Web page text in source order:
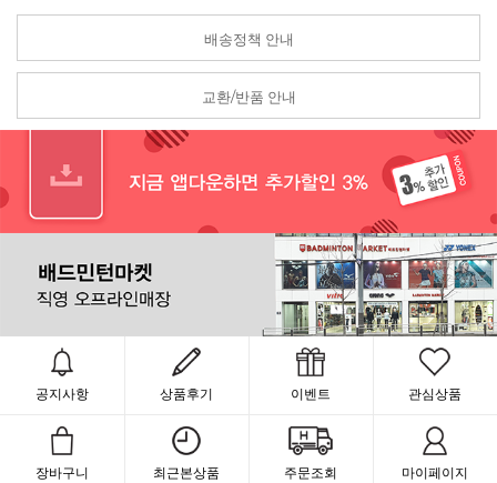
배송정책 안내
교환/반품 안내
공지사항 상품후기 이벤트 관심상품
장바구니 최근본상품 주문조회 마이페이지